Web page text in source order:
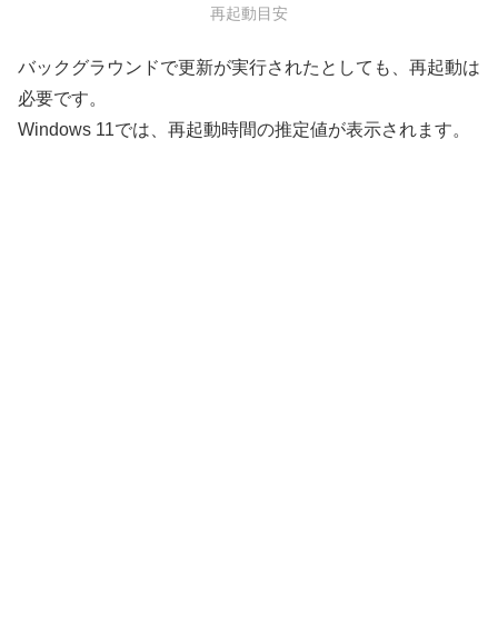
再起動目安
バックグラウンドで更新が実行されたとしても、再起動は
必要です。
Windows 11では、再起動時間の推定値が表示されます。